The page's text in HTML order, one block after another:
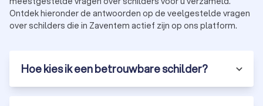
Ontdek hieronder de antwoorden op de veelgestelde vragen
over schilders die in Zaventem actief zijn op ons platform.
Hoe kies ik een betrouwbare schilder?